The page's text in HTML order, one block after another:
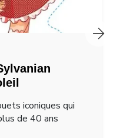
iconiques qui
de 40 ans